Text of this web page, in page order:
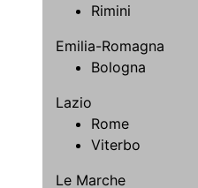
Rimini
Emilia-Romagna
Bologna
Lazio
Rome
Viterbo
Le Marche